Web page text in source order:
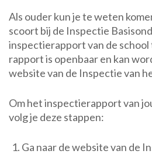
Als ouder kun je te weten
scoort bij de Inspectie
inspectierapport van de
rapport is openbaar en kan
website van de Inspectie van
Om het inspectierapport van
volg je deze stappen:
Ga naar de website van de